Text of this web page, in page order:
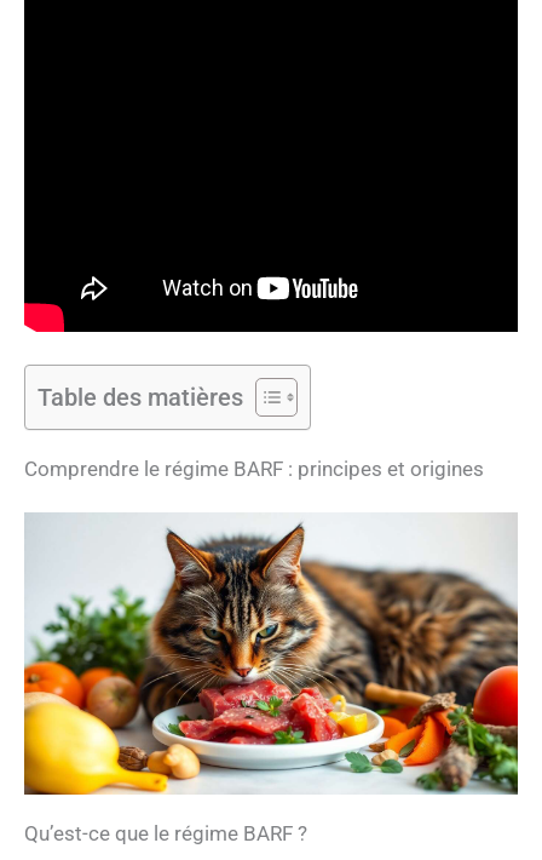
Table des matières
Comprendre le régime BARF : principes et origines
Qu’est-ce que le régime BARF ?